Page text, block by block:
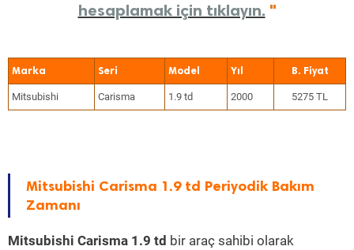
hesaplamak için tıklayın. "
Marka Seri Model Yıl
Mitsubishi Carisma 1.9 td 2000 5275 TL
Mitsubishi Carisma 1.9 td Periyodik Bakım
Zamanı
Mitsubishi Carisma 1.9 td bir araç sahibi olarak